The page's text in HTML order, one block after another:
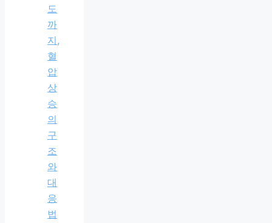
도
까
지,
혈
압
상
승
의
구
조
와
대
응
법